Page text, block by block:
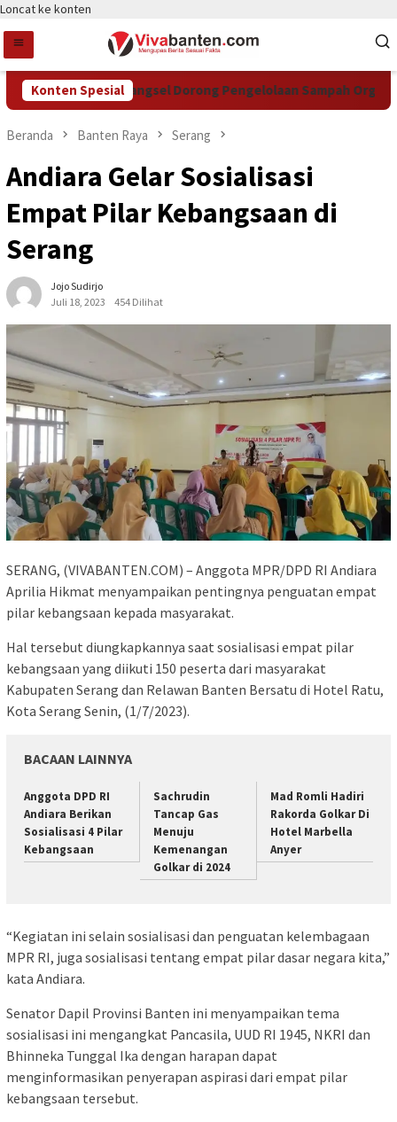
Loncat ke konten
Konten Spesial
DCKTR Tangsel Dorong Pengelolaan Sampah Organik
Beranda Banten Raya Serang
Andiara Gelar Sosialisasi
Empat Pilar Kebangsaan di
Serang
Jojo Sudirjo
Juli 18, 2023
454 Dilihat
SERANG, (VIVABANTEN.COM) – Anggota MPR/DPD RI Andiara
Aprilia Hikmat menyampaikan pentingnya penguatan empat
pilar kebangsaan kepada masyarakat.
Hal tersebut diungkapkannya saat sosialisasi empat pilar
kebangsaan yang diikuti 150 peserta dari masyarakat
Kabupaten Serang dan Relawan Banten Bersatu di Hotel Ratu,
Kota Serang Senin, (1/7/2023).
BACAAN LAINNYA
Anggota DPD RI
Andiara Berikan
Sosialisasi 4 Pilar
Kebangsaan
Sachrudin
Tancap Gas
Menuju
Kemenangan
Golkar di 2024
Mad Romli Hadiri
Rakorda Golkar Di
Hotel Marbella
Anyer
“Kegiatan ini selain sosialisasi dan penguatan kelembagaan
MPR RI, juga sosialisasi tentang empat pilar dasar negara kita,”
kata Andiara.
Senator Dapil Provinsi Banten ini menyampaikan tema
sosialisasi ini mengangkat Pancasila, UUD RI 1945, NKRI dan
Bhinneka Tunggal Ika dengan harapan dapat
menginformasikan penyerapan aspirasi dari empat pilar
kebangsaan tersebut.